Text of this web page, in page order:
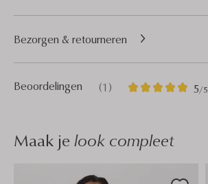
Beoordelingen (1) 5/5
1
5
Bezorgen & retourneren
Maak je look compleet